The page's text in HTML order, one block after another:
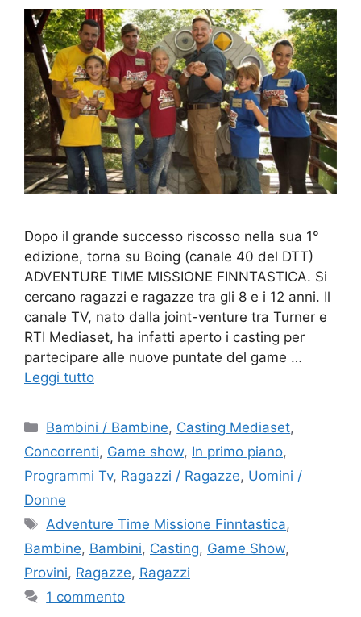
Dopo il grande successo riscosso nella sua 1°
edizione, torna su Boing (canale 40 del DTT)
ADVENTURE TIME MISSIONE FINNTASTICA. Si
cercano ragazzi e ragazze tra gli 8 e i 12 anni. Il
canale TV, nato dalla joint-venture tra Turner e
RTI Mediaset, ha infatti aperto i casting per
partecipare alle nuove puntate del game …
Leggi tutto
Categorie
Bambini / Bambine, Casting Mediaset,
Concorrenti, Game show, In primo piano,
Programmi Tv, Ragazzi / Ragazze, Uomini /
Donne
Tag
Adventure Time Missione Finntastica,
Bambine, Bambini, Casting, Game Show,
Provini, Ragazze, Ragazzi
1 commento